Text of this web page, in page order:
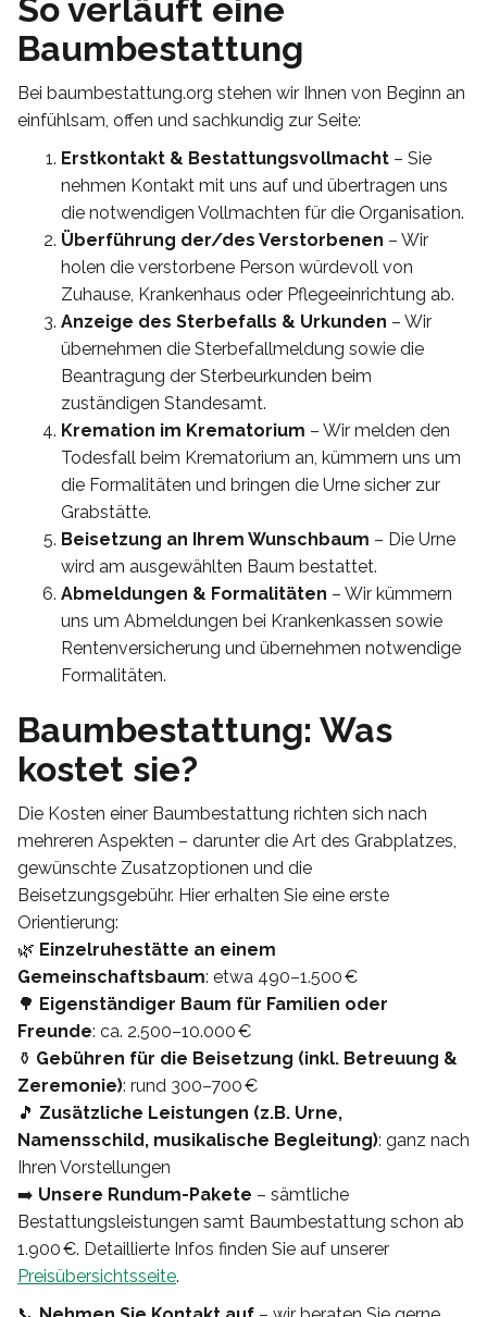
So verläuft eine
Baumbestattung
Bei baumbestattung.org stehen wir Ihnen von Beginn an
einfühlsam, offen und sachkundig zur Seite:
Erstkontakt & Bestattungsvollmacht – Sie
nehmen Kontakt mit uns auf und übertragen uns
die notwendigen Vollmachten für die Organisation.
Überführung der/des Verstorbenen – Wir
holen die verstorbene Person würdevoll von
Zuhause, Krankenhaus oder Pflegeeinrichtung ab.
Anzeige des Sterbefalls & Urkunden – Wir
übernehmen die Sterbefallmeldung sowie die
Beantragung der Sterbeurkunden beim
zuständigen Standesamt.
Kremation im Krematorium – Wir melden den
Todesfall beim Krematorium an, kümmern uns um
die Formalitäten und bringen die Urne sicher zur
Grabstätte.
Beisetzung an Ihrem Wunschbaum – Die Urne
wird am ausgewählten Baum bestattet.
Abmeldungen & Formalitäten – Wir kümmern
uns um Abmeldungen bei Krankenkassen sowie
Rentenversicherung und übernehmen notwendige
Formalitäten.
Baumbestattung: Was
kostet sie?
Die Kosten einer Baumbestattung richten sich nach
mehreren Aspekten – darunter die Art des Grabplatzes,
gewünschte Zusatzoptionen und die
Beisetzungsgebühr. Hier erhalten Sie eine erste
Orientierung:
🌿 Einzelruhestätte an einem
Gemeinschaftsbaum: etwa 490–1.500 €
🌳 Eigenständiger Baum für Familien oder
Freunde: ca. 2.500–10.000 €
⚱️ Gebühren für die Beisetzung (inkl. Betreuung &
Zeremonie): rund 300–700 €
🎵 Zusätzliche Leistungen (z.B. Urne,
Namensschild, musikalische Begleitung): ganz nach
Ihren Vorstellungen
➡️ Unsere Rundum-Pakete – sämtliche
Bestattungsleistungen samt Baumbestattung schon ab
1.900 €. Detaillierte Infos finden Sie auf unserer
Preisübersichtsseite.